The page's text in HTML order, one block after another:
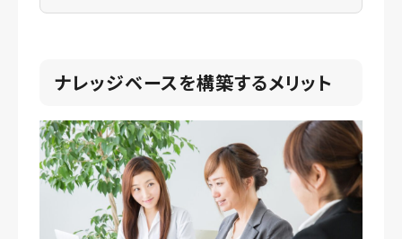
ナレッジベースを構築するメリット